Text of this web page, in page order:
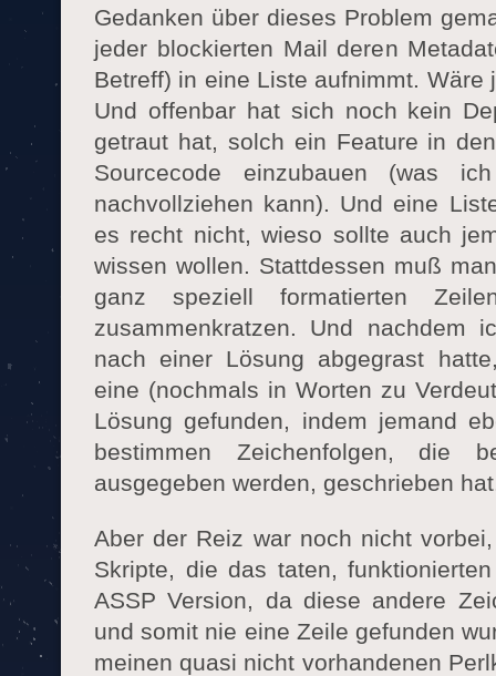
Gedanken über dieses Problem
jeder blockierten Mail deren
Betreff) in eine Liste aufnimmt. Wäre
Und offenbar hat sich noch kein
getraut hat, solch ein Feature in
Sourcecode einzubauen (was
nachvollziehen kann). Und eine
es recht nicht, wieso sollte auch
wissen wollen. Stattdessen muß
ganz speziell formatierten
zusammenkratzen. Und nachdem
nach einer Lösung abgegrast
eine (nochmals in Worten zu
Lösung gefunden, indem jemand
bestimmen Zeichenfolgen, die
ausgegeben werden, geschrieben
Aber der Reiz war noch nicht
Skripte, die das taten,
ASSP Version, da diese andere
und somit nie eine Zeile gefunden
meinen quasi nicht vorhandenen